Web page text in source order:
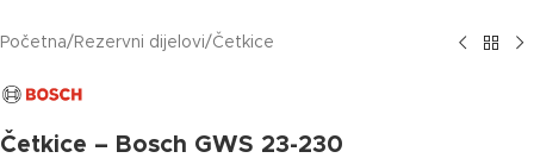
Početna/ Rezervni dijelovi/Četkice
Četkice – Bosch GWS 23-230